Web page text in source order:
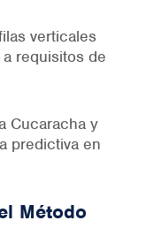
verticales
requisitos de
Cucaracha y
predictiva en
Método